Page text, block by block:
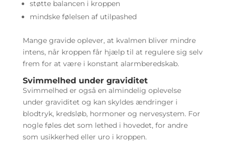
støtte balancen i kroppen
mindske følelsen af utilpashed
Mange gravide oplever, at kvalmen bliver mindre
intens, når kroppen får hjælp til at regulere sig selv
frem for at være i konstant alarmberedskab.
Svimmelhed under graviditet
Svimmelhed er også en almindelig oplevelse
under graviditet og kan skyldes ændringer i
blodtryk, kredsløb, hormoner og nervesystem. For
nogle føles det som lethed i hovedet, for andre
som usikkerhed eller uro i kroppen.